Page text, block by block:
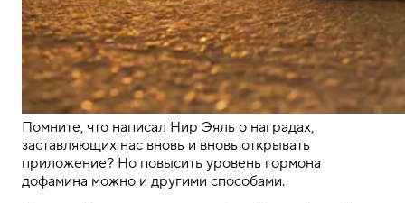
Помните, что написал Нир Эяль о наградах,
заставляющих нас вновь и вновь открывать
приложение? Но повысить уровень гормона
дофамина можно и другими способами.